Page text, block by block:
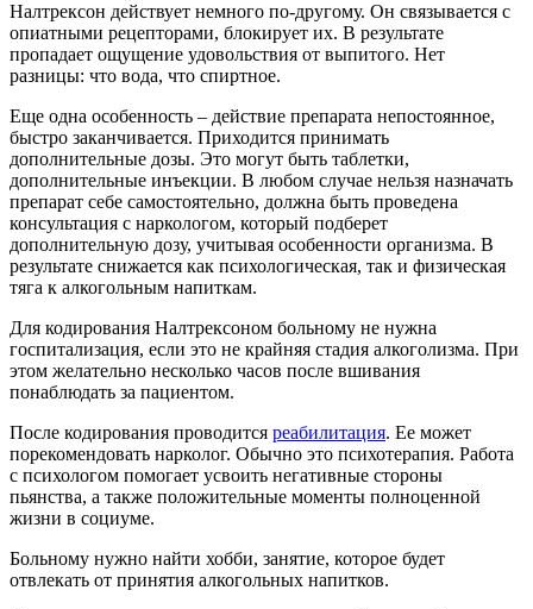
Налтрексон действует немного по-другому. Он связывается с
опиатными рецепторами, блокирует их. В результате
пропадает ощущение удовольствия от выпитого. Нет
разницы: что вода, что спиртное.
Еще одна особенность – действие препарата непостоянное,
быстро заканчивается. Приходится принимать
дополнительные дозы. Это могут быть таблетки,
дополнительные инъекции. В любом случае нельзя назначать
препарат себе самостоятельно, должна быть проведена
консультация с наркологом, который подберет
дополнительную дозу, учитывая особенности организма. В
результате снижается как психологическая, так и физическая
тяга к алкогольным напиткам.
Для кодирования Налтрексоном больному не нужна
госпитализация, если это не крайняя стадия алкоголизма. При
этом желательно несколько часов после вшивания
понаблюдать за пациентом.
После кодирования проводится реабилитация. Ее может
порекомендовать нарколог. Обычно это психотерапия. Работа
с психологом помогает усвоить негативные стороны
пьянства, а также положительные моменты полноценной
жизни в социуме.
Больному нужно найти хобби, занятие, которое будет
отвлекать от принятия алкогольных напитков.